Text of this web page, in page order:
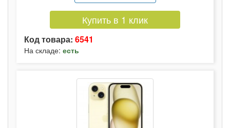
Купить в 1 клик
Код товара: 6541
На складе: есть